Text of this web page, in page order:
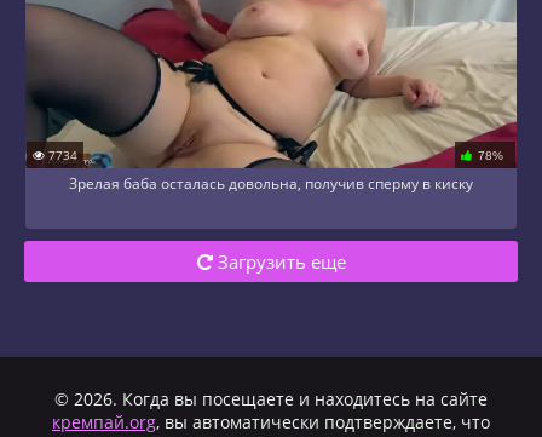
7734 78%
Зрелая баба осталась довольна, получив сперму в киску
Загрузить еще
© 2026. Когда вы посещаете и находитесь на сайте
кремпай.org, вы автоматически подтверждаете, что